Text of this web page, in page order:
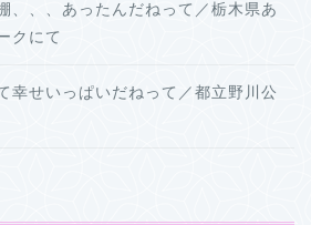
、、、あったんだねって／栃木県あ
クにて
幸せいっぱいだねって／都立野川公